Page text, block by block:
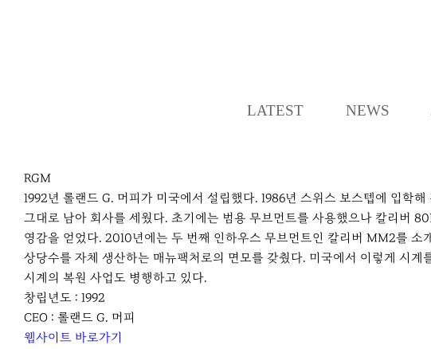
LATEST NEWS
RGM
1992년 롤랜드 G. 머피가 미국에서 설립했다. 1986년 스위스 보스텝에 입학
그대로 남아 회사를 세웠다. 초기에는 범용 무브먼트를 사용했으나 칼리버
영감을 얻었다. 2010년에는 두 번째 인하우스 무브먼트인 칼리버 MM2를
상당수를 자체 생산하는 매뉴팩처로의 면모를 갖췄다. 미국에서 이렇게 시
시계의 복원 사업도 병행하고 있다.
창립년도 : 1992
CEO : 롤랜드 G. 머피
웹사이트 바로가기